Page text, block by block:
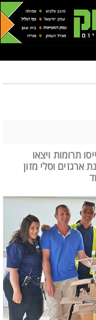
תרומות ויצאו
וסלי מזון